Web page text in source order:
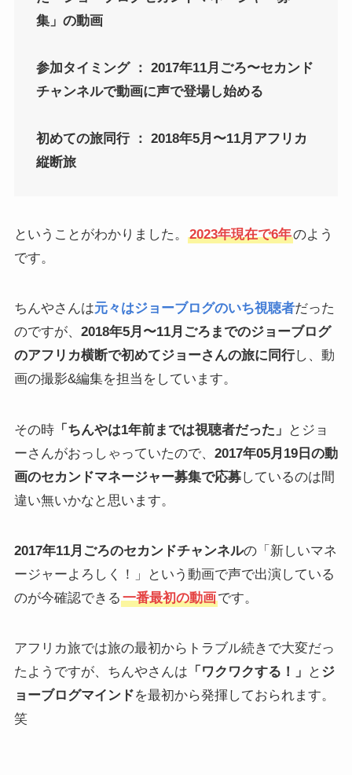
集」の動画
参加タイミング ： 2017年11月ごろ〜セカンド
チャンネルで動画に声で登場し始める
初めての旅同行 ： 2018年5月〜11月アフリカ
縦断旅
ということがわかりました。 2023年現在で6年のよう
です。
ちんやさんは元々はジョーブログのいち視聴者だった
のですが、 2018年5月〜11月ごろまでのジョーブログ
のアフリカ横断で初めてジョーさんの旅に同行し、動
画の撮影&編集を担当をしています。
その時「ちんやは1年前までは視聴者だった」
とジョ
ーさんがおっしゃっていたので、 2017年05月19日の動
画のセカンドマネージャー募集で応募しているのは間
違い無いかなと思います。
2017年11月ごろのセカンドチャンネルの「新しいマネ
ージャーよろしく！」という動画で声で出演している
のが今確認できる 一番最初の動画です。
アフリカ旅では旅の最初からトラブル続きで大変だっ
たようですが、ちんやさんは 「ワクワクする！」 と ジ
ョーブログマインドを最初から発揮しておられます。
笑